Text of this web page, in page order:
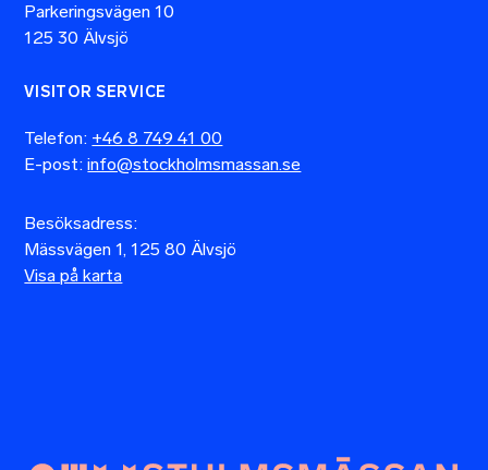
Parkeringsvägen 10
125 30 Älvsjö
VISITOR SERVICE
Telefon: +46 8 749 41 00
E-post:info@stockholmsmassan.se
Besöksadress:
Mässvägen 1, 125 80 Älvsjö
Visa på karta